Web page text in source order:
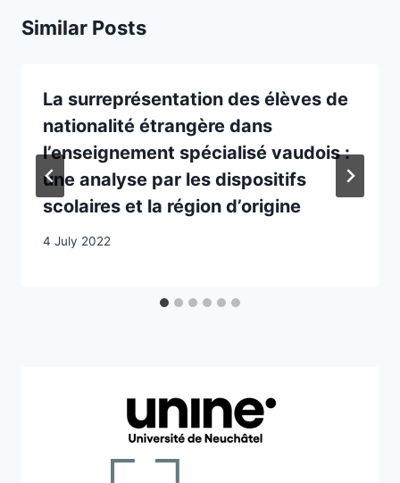
Similar Posts
La surreprésentation des élèves de
nationalité étrangère dans
l’enseignement spécialisé vaudois :
une analyse par les dispositifs
scolaires et la région d’origine
4 July 2022